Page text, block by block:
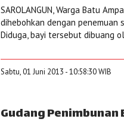
SAROLANGUN, Warga Batu
dihebohkan dengan penemuan
Diduga, bayi tersebut dibuang
Sabtu, 01 Juni 2013 - 10:58:30 WIB
Gudang